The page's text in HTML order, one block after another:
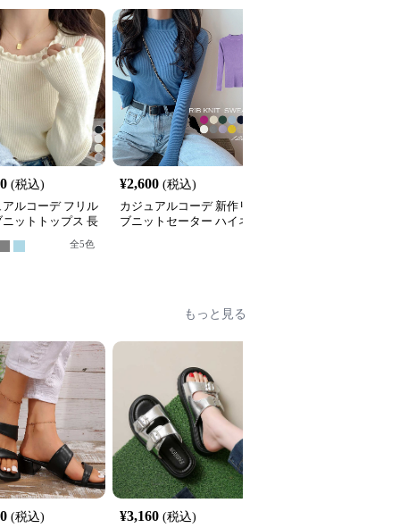
(税込)
アルコーデ フリル
ットトップス 長
全5色
¥2,600 (税込)
カジュアルコーデ 新作リ
ブニットセーター ハイネ
もっと見る
(税込)
¥3,160 (税込)